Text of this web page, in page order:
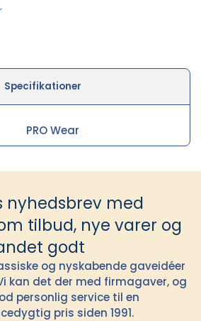
Specifikationer
PRO Wear
nyhedsbrev med
tilbud, nye varer og
godt
og nyskabende gaveidéer
kan det der med firmagaver, og
personlig service til en
pris siden 1991.